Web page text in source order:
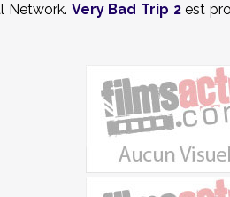
Network. Very Bad Trip 2est